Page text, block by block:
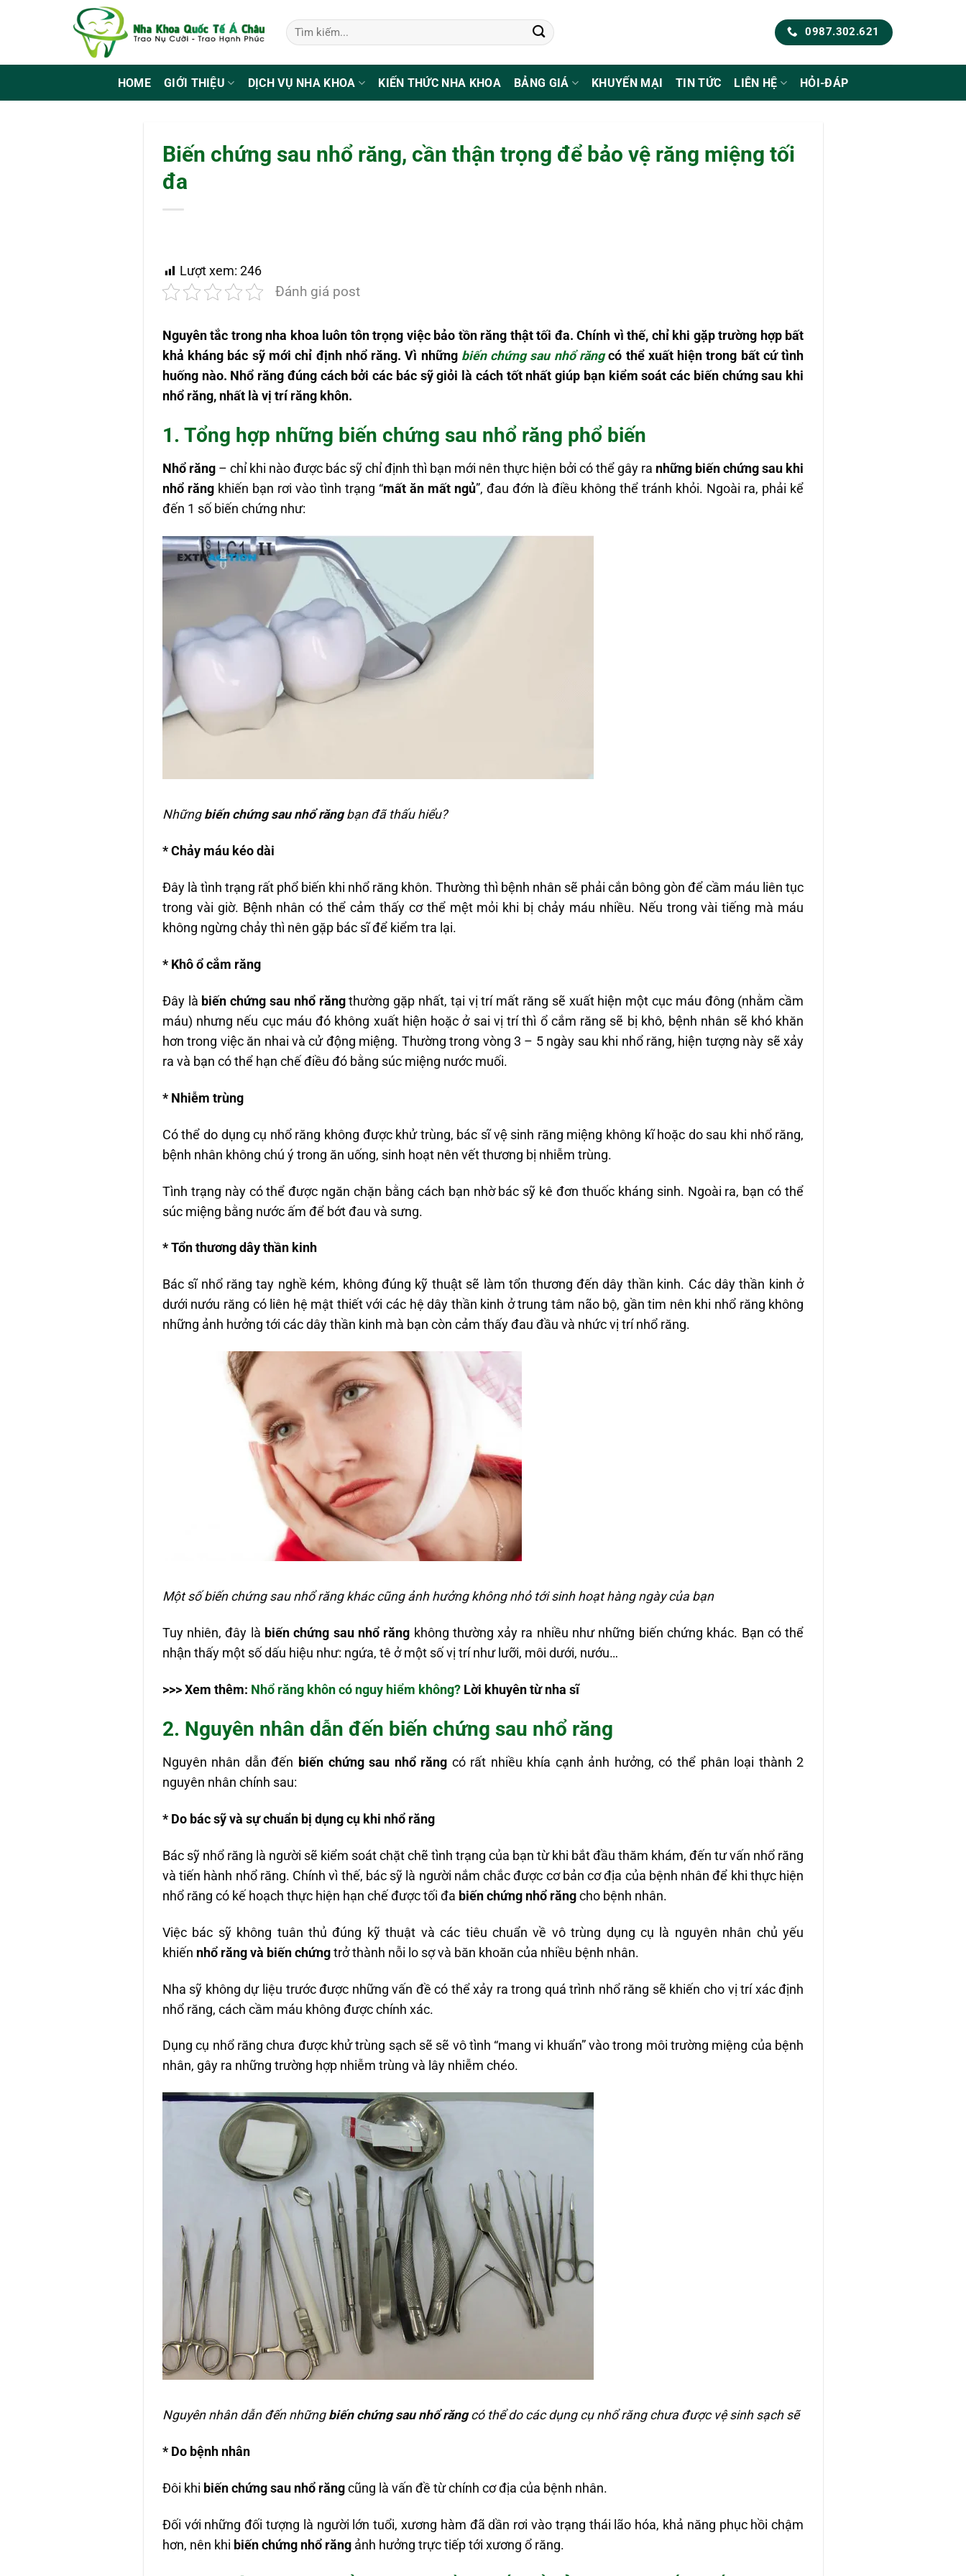
0987.302.621
HOME GIỚI THIỆU DỊCH VỤ NHA KHOA KIẾN THỨC NHA KHOA BẢNG GIÁ KHUYẾN MẠI TIN TỨC LIÊN HỆ HỎI-ĐÁP
Biến chứng sau nhổ răng, cần thận trọng để bảo vệ răng miệng tối
đa
Lượt xem: 246
Đánh giá post
Nguyên tắc trong nha khoa luôn tôn trọng việc bảo tồn răng thật tối đa. Chính vì thế, chỉ khi gặp trường hợp bất
khả kháng bác sỹ mới chỉ định nhổ răng. Vì những biến chứng sau nhổ răngcó thể xuất hiện trong bất cứ tình
huống nào. Nhổ răng đúng cách bởi các bác sỹ giỏi là cách tốt nhất giúp bạn kiểm soát các biến chứng sau khi
nhổ răng, nhất là vị trí răng khôn.
1. Tổng hợp những biến chứng sau nhổ răng phổ biến
Nhổ răng– chỉ khi nào được bác sỹ chỉ định thì bạn mới nên thực hiện bởi có thể gây ra những biến chứng sau khi
nhổ răngkhiến bạn rơi vào tình trạng “mất ăn mất ngủ”, đau đớn là điều không thể tránh khỏi. Ngoài ra, phải kể
đến 1 số biến chứng như:
Nhữngbiến chứng sau nhổ răngbạn đã thấu hiểu?
* Chảy máu kéo dài
Đây là tình trạng rất phổ biến khi nhổ răng khôn. Thường thì bệnh nhân sẽ phải cắn bông gòn để cầm máu liên tục
trong vài giờ. Bệnh nhân có thể cảm thấy cơ thể mệt mỏi khi bị chảy máu nhiều. Nếu trong vài tiếng mà máu
không ngừng chảy thì nên gặp bác sĩ để kiểm tra lại.
* Khô ổ cắm răng
Đây là biến chứng sau nhổ răngthường gặp nhất, tại vị trí mất răng sẽ xuất hiện một cục máu đông (nhằm cầm
máu) nhưng nếu cục máu đó không xuất hiện hoặc ở sai vị trí thì ổ cắm răng sẽ bị khô, bệnh nhân sẽ khó khăn
hơn trong việc ăn nhai và cử động miệng. Thường trong vòng 3 – 5 ngày sau khi nhổ răng, hiện tượng này sẽ xảy
ra và bạn có thể hạn chế điều đó bằng súc miệng nước muối.
* Nhiễm trùng
Có thể do dụng cụ nhổ răng không được khử trùng, bác sĩ vệ sinh răng miệng không kĩ hoặc do sau khi nhổ răng,
bệnh nhân không chú ý trong ăn uống, sinh hoạt nên vết thương bị nhiễm trùng.
Tình trạng này có thể được ngăn chặn bằng cách bạn nhờ bác sỹ kê đơn thuốc kháng sinh. Ngoài ra, bạn có thể
súc miệng bằng nước ấm để bớt đau và sưng.
* Tổn thương dây thần kinh
Bác sĩ nhổ răng tay nghề kém, không đúng kỹ thuật sẽ làm tổn thương đến dây thần kinh. Các dây thần kinh ở
dưới nướu răng có liên hệ mật thiết với các hệ dây thần kinh ở trung tâm não bộ, gần tim nên khi nhổ răng không
những ảnh hưởng tới các dây thần kinh mà bạn còn cảm thấy đau đầu và nhức vị trí nhổ răng.
Một số biến chứng sau nhổ răng khác cũng ảnh hưởng không nhỏ tới sinh hoạt hàng ngày của bạn
Tuy nhiên, đây là biến chứng sau nhổ răng không thường xảy ra nhiều như những biến chứng khác. Bạn có thể
nhận thấy một số dấu hiệu như: ngứa, tê ở một số vị trí như lưỡi, môi dưới, nướu…
>>> Xem thêm: Nhổ răng khôn có nguy hiểm không?Lời khuyên từ nha sĩ
2. Nguyên nhân dẫn đến biến chứng sau nhổ răng
Nguyên nhân dẫn đến biến chứng sau nhổ răng có rất nhiều khía cạnh ảnh hưởng, có thể phân loại thành 2
nguyên nhân chính sau:
* Do bác sỹ và sự chuẩn bị dụng cụ khi nhổ răng
Bác sỹ nhổ răng là người sẽ kiểm soát chặt chẽ tình trạng của bạn từ khi bắt đầu thăm khám, đến tư vấn nhổ răng
và tiến hành nhổ răng. Chính vì thế, bác sỹ là người nắm chắc được cơ bản cơ địa của bệnh nhân để khi thực hiện
nhổ răng có kế hoạch thực hiện hạn chế được tối đa biến chứng nhổ răngcho bệnh nhân.
Việc bác sỹ không tuân thủ đúng kỹ thuật và các tiêu chuẩn về vô trùng dụng cụ là nguyên nhân chủ yếu
khiến nhổ răng và biến chứngtrở thành nỗi lo sợ và băn khoăn của nhiều bệnh nhân.
Nha sỹ không dự liệu trước được những vấn đề có thể xảy ra trong quá trình nhổ răng sẽ khiến cho vị trí xác định
nhổ răng, cách cầm máu không được chính xác.
Dụng cụ nhổ răng chưa được khử trùng sạch sẽ sẽ vô tình “mang vi khuẩn” vào trong môi trường miệng của bệnh
nhân, gây ra những trường hợp nhiễm trùng và lây nhiễm chéo.
Nguyên nhân dẫn đến những biến chứng sau nhổ răngcó thể do các dụng cụ nhổ răng chưa được vệ sinh sạch sẽ
* Do bệnh nhân
Đôi khi biến chứng sau nhổ răngcũng là vấn đề từ chính cơ địa của bệnh nhân.
Đối với những đối tượng là người lớn tuổi, xương hàm đã dần rơi vào trạng thái lão hóa, khả năng phục hồi chậm
hơn, nên khi biến chứng nhổ răngảnh hưởng trực tiếp tới xương ổ răng.